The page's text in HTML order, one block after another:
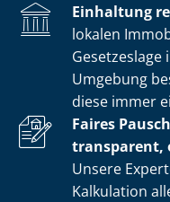
Einhaltung
lokalen
Gesetzeslage
Umgebung
diese immer
Faires
transparent,
Unsere
Kalkulation